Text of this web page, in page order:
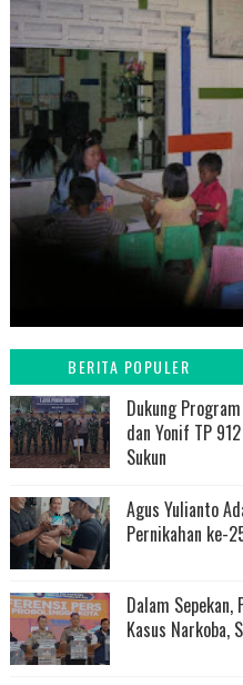
BERITA POPULER
Dukung
dan Yonif TP
Sukun
Agus Yulianto
Pernikahan ke-
Dalam
Kasus Narkoba,